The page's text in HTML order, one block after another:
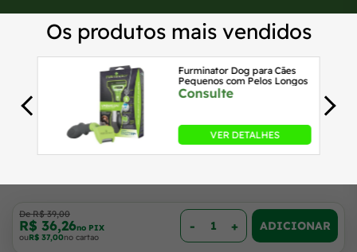
De R$ 39,00
R$ 36,26no PIX
ouR$ 37,00no cartao
- +